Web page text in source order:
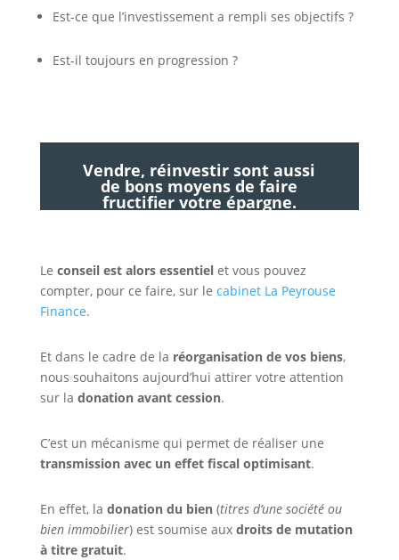
Est-ce que l’investissement a rempli ses objectifs ?
Est-il toujours en progression ?
Vendre, réinvestir sont aussi
de bons moyens de faire
fructifier votre épargne.
Le conseil est alors essentielet vous pouvez
compter, pour ce faire, sur le cabinet La Peyrouse
Finance.
Et dans le cadre de la réorganisation de vos biens,
nous souhaitons aujourd’hui attirer votre attention
sur la donation avant cession.
C’est un mécanisme qui permet de réaliser une
transmission avec un effet fiscal optimisant.
En effet, la donation du bien(titres d’une société ou
bien immobilier) est soumise aux droits de mutation
à titre gratuit.